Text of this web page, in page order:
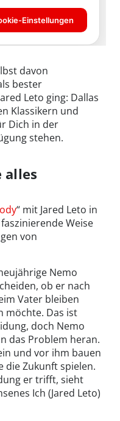
davon
bester
Leto ging: Dallas
Klassikern und
Dich in der
stehen.
alles
“ mit Jared Leto in
Weise
von
Nemo
ob er nach
Vater bleiben
möchte. Das ist
doch Nemo
das Problem heran.
und vor ihm bauen
die Zukunft spielen.
er trifft, sieht
Ich (Jared Leto)